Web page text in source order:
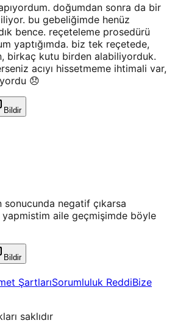
doğumdan sonra da bir
bu gebeliğimde henüz
bence. reçeteleme prosedürü
yaptığımda. biz tek reçetede,
birkaç kutu birden alabiliyorduk.
acıyı hissetmeme ihtimali var,
😞
Bildir
sonucunda negatif çıkarsa
yapmistim aile geçmişimde böyle
Bildir
ŞartlarıSorumluluk ReddiBize
saklıdır